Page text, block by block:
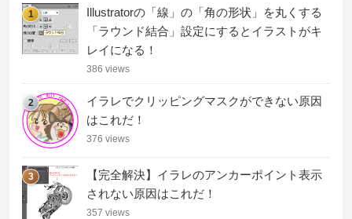
1
Illustratorの「線」の「角の形状」を丸くする
「ラウンド結合」設定にするとイラストがキ
レイになる！
386 views
2
イラレでクリッピングマスクができない原因
はこれだ！
376 views
3
【完全解決】イラレのアンカーポイント表示
されない原因はこれだ！
357 views